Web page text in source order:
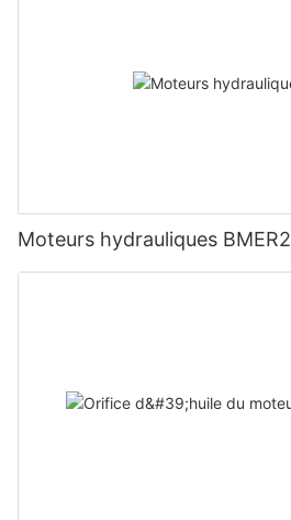
Moteurs hydrauliques BMER2